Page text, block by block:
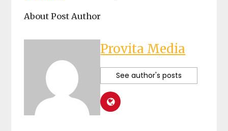
About Post Author
Provita Media
See author's posts